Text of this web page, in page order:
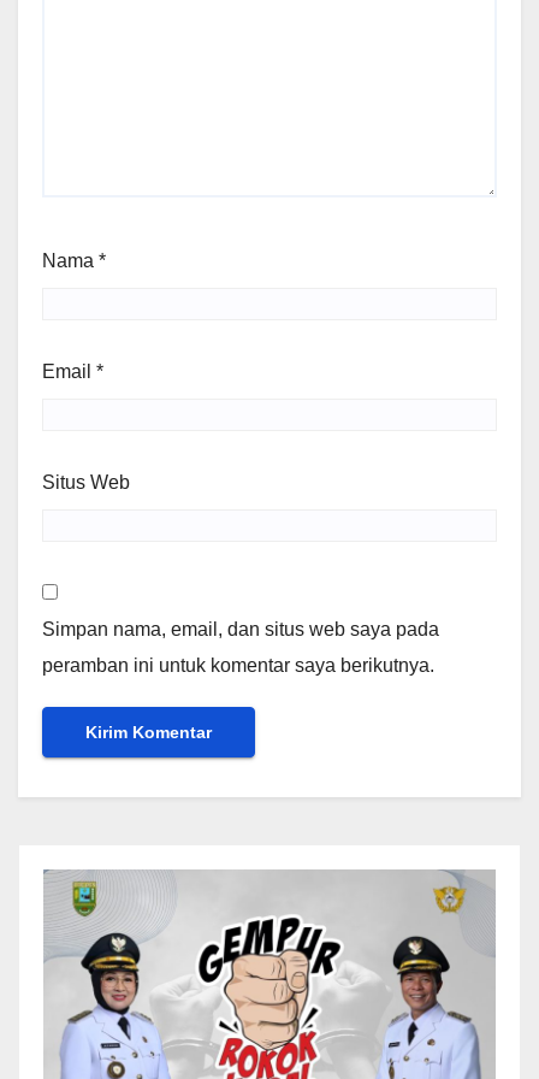
Nama *
Email *
Situs Web
Simpan nama, email, dan situs web saya pada
peramban ini untuk komentar saya berikutnya.